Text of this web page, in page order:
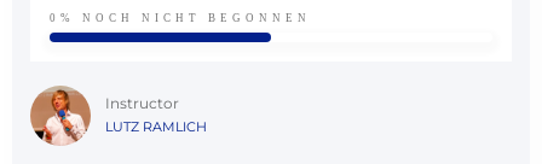
0% NOCH NICHT BEGONNEN
Instructor
LUTZ RAMLICH